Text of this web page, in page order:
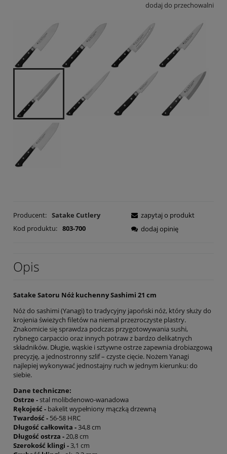
dodaj do przechowalni
Producent: Satake Cutlery
Kod produktu: 803-700
zapytaj o produkt
dodaj opinię
Opis
Satake Satoru Nóż kuchenny Sashimi 21 cm
Nóż do sashimi (Yanagi) to tradycyjny japoński nóż, który służy do
krojenia świeżych filetów na niemal przezroczyste plastry.
Znakomicie się sprawdza podczas przygotowywania sushi,
rybnego carpaccio oraz innych potraw z bardzo delikatnych
składników. Długie, wąskie i sztywne ostrze zapewnia drobiazgową
precyzję, a jednostronny szlif – czyste cięcie. Nożem Yanagi
najlepiej wykonywać jednostajny ruch w jednym kierunku: do
siebie.
Dane techniczne:
Ostrze -stal molibdenowo-wanadowa
Rękojeść - bakelit wypełniony mączką drzewną
Twardość - 56-58 HRC
Długość całkowita -34,8 cm
Długość ostrza -20,8 cm
Szerokość klingi -3,1 cm